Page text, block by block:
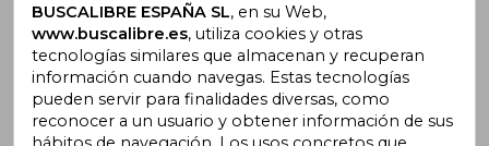
¿Necesitas ayuda?
Ir a Centro de Soporte
BUSCALIBRE ESPAÑA SL, en su Web,
www.buscalibre.es, utiliza cookies y otras
tecnologías similares que almacenan y recuperan
información cuando navegas. Estas tecnologías
pueden servir para finalidades diversas, como
reconocer a un usuario y obtener información de sus